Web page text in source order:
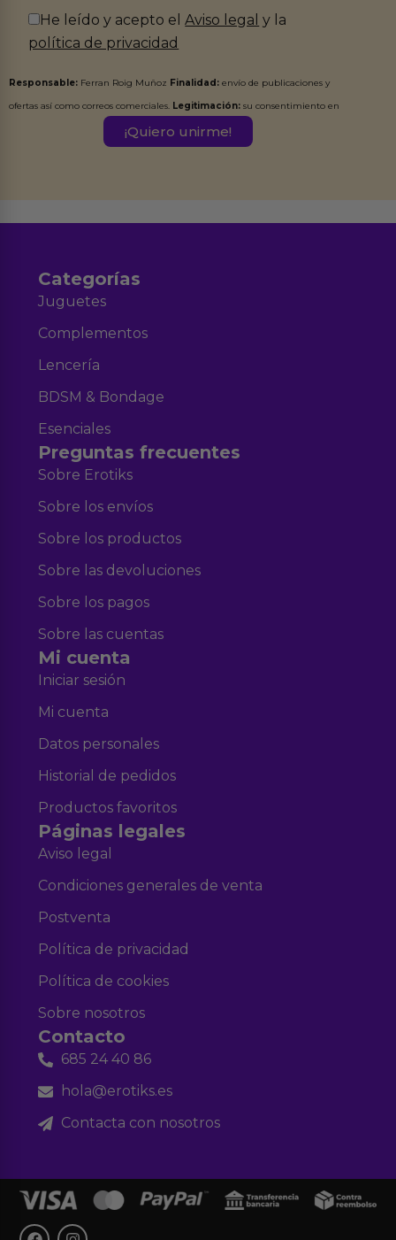
He leído y acepto elAviso legal y la
política de privacidad
Responsable: Ferran Roig Muñoz Finalidad: envío de publicaciones y
ofertas así como correos comerciales. Legitimación: su consentimiento en
Destinatarios:Ferran Roig Muñoz. Podrás ejercer tus
Categorías
Juguetes
Complementos
Lencería
BDSM & Bondage
Esenciales
Preguntas frecuentes
Sobre Erotiks
Sobre los envíos
Sobre los productos
Sobre las devoluciones
Sobre los pagos
Sobre las cuentas
Mi cuenta
Iniciar sesión
Mi cuenta
Datos personales
Historial de pedidos
Productos favoritos
Páginas legales
Aviso legal
Condiciones generales de venta
Postventa
Política de privacidad
Política de cookies
Sobre nosotros
Contacto
685 24 40 86
hola@erotiks.es
Contacta con nosotros
F
I